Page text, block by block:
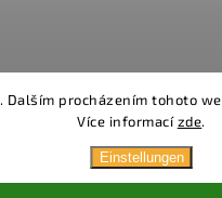
Dalším procházením tohoto
Více informacízde.
Einstellungen